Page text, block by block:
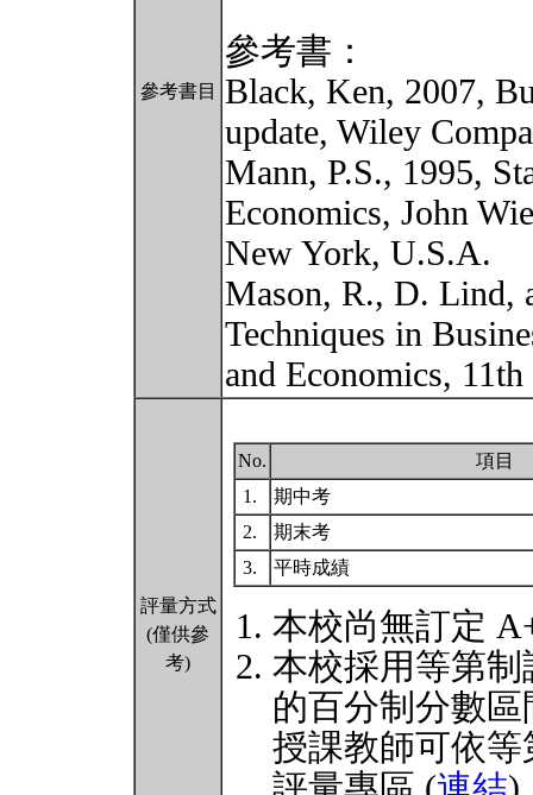
參考書目
參考書：
Black, Ken, 2007,
update, Wiley
Mann, P.S., 1995,
Economics, John
New York, U.S.A.
Mason, R., D. Lind,
Techniques in
and Economics,
評量方式
(僅供參
考)
No.
項目
1.
期中考
2.
期末考
3.
平時成績
本校尚無訂定
本校採用等第
的百分制分數
授課教師可依